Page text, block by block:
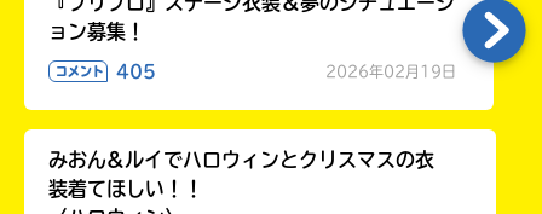
ョン募集！
コメント 405 2026年02月19日
みおん&ルイでハロウィンとクリスマスの衣
装着てほしい！！